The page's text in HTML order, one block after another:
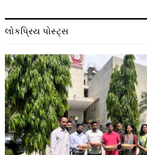
લોકપ્રિય પોસ્ટ્સ